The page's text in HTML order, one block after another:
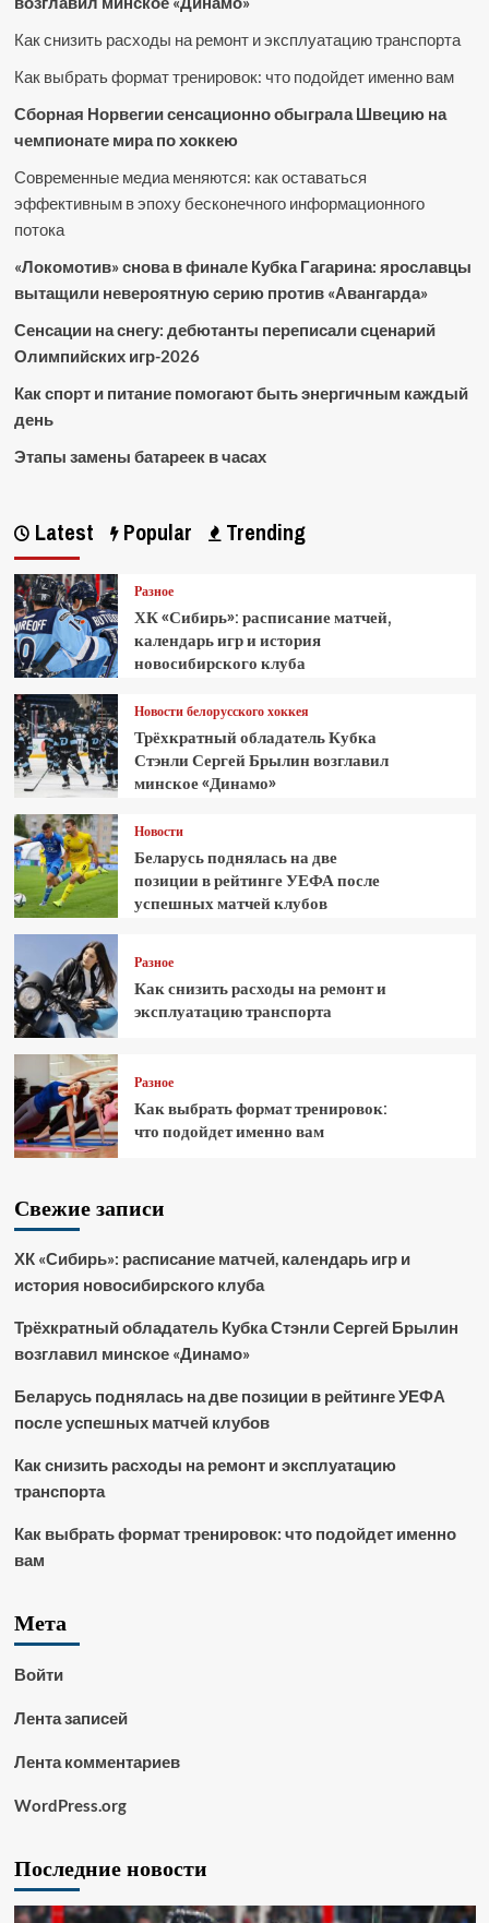
Как снизить расходы на ремонт и эксплуатацию транспорта
Как выбрать формат тренировок: что подойдет именно вам
Сборная Норвегии сенсационно обыграла Швецию на
чемпионате мира по хоккею
Современные медиа меняются: как оставаться
эффективным в эпоху бесконечного информационного
потока
«Локомотив» снова в финале Кубка Гагарина: ярославцы
вытащили невероятную серию против «Авангарда»
Сенсации на снегу: дебютанты переписали сценарий
Олимпийских игр-2026
Как спорт и питание помогают быть энергичным каждый
день
Этапы замены батареек в часах
Latest Popular Trending
Разное
ХК «Сибирь»: расписание матчей,
календарь игр и история
новосибирского клуба
Новости белорусского хоккея
Трёхкратный обладатель Кубка
Стэнли Сергей Брылин возглавил
минское «Динамо»
Новости
Беларусь поднялась на две
позиции в рейтинге УЕФА после
успешных матчей клубов
Разное
Как снизить расходы на ремонт и
эксплуатацию транспорта
Разное
Как выбрать формат тренировок:
что подойдет именно вам
Свежие записи
ХК «Сибирь»: расписание матчей, календарь игр и
история новосибирского клуба
Трёхкратный обладатель Кубка Стэнли Сергей Брылин
возглавил минское «Динамо»
Беларусь поднялась на две позиции в рейтинге УЕФА
после успешных матчей клубов
Как снизить расходы на ремонт и эксплуатацию
транспорта
Как выбрать формат тренировок: что подойдет именно
вам
Мета
Войти
Лента записей
Лента комментариев
WordPress.org
Последние новости